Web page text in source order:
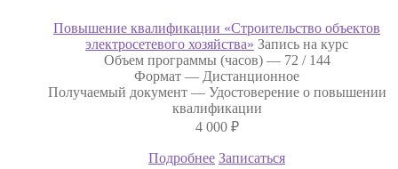
Повышение квалификации «Строительство объектов
электросетевого хозяйства» Запись на курс
Объем программы (часов) — 72 / 144
Формат — Дистанционное
Получаемый документ — Удостоверение о повышении
квалификации
4 000 ₽
Подробнее Записаться